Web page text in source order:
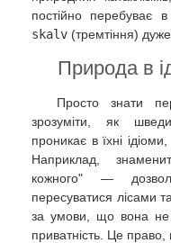
постійно перебуває
skalv (тремтіння)
Природа в
Просто знати
зрозуміти, як
проникає в їхні
Наприклад,
кожного" —
пересуватися лісами
за умови, що вона не
приватність. Це